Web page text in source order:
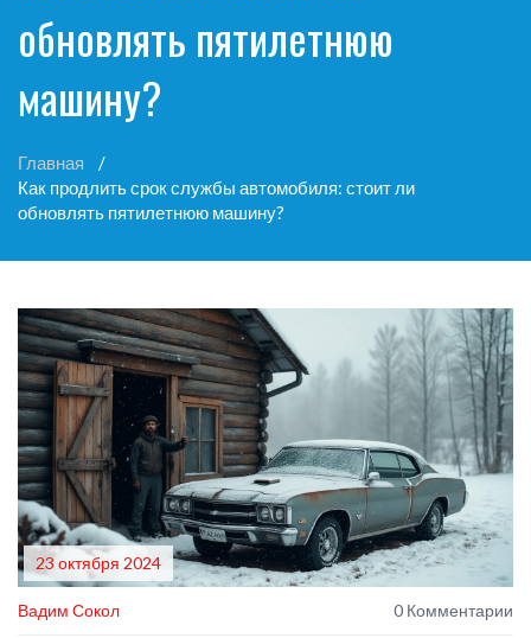
обновлять пятилетнюю
машину?
Главная
Как продлить срок службы автомобиля: стоит ли
обновлять пятилетнюю машину?
23 октября 2024
Вадим Сокол 0 Комментарии